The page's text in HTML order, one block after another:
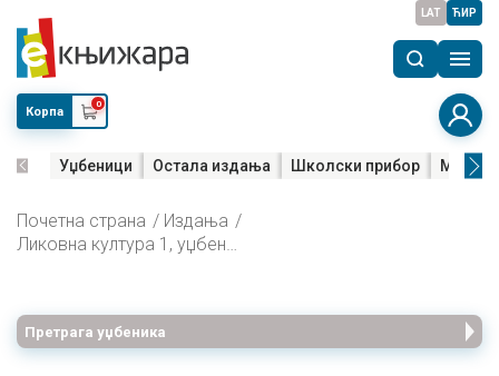
LAT ЋИР
Корпа
0
Уџбеници Остала издања Школски прибор Мала
Почетна страна
Издања
Ликовна култура 1, уџбеник за први разред гимназије на хрватском језику
Претрага уџбеника